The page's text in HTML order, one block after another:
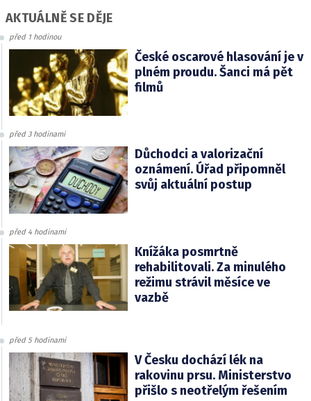
AKTUÁLNĚ SE DĚJE
před 1 hodinou
České oscarové hlasování je v
plném proudu. Šanci má pět
filmů
před 3 hodinami
Důchodci a valorizační
oznámení. Úřad připomněl
svůj aktuální postup
před 4 hodinami
Knížáka posmrtně
rehabilitovali. Za minulého
režimu strávil měsíce ve
vazbě
před 5 hodinami
V Česku dochází lék na
rakovinu prsu. Ministerstvo
přišlo s neotřelým řešením